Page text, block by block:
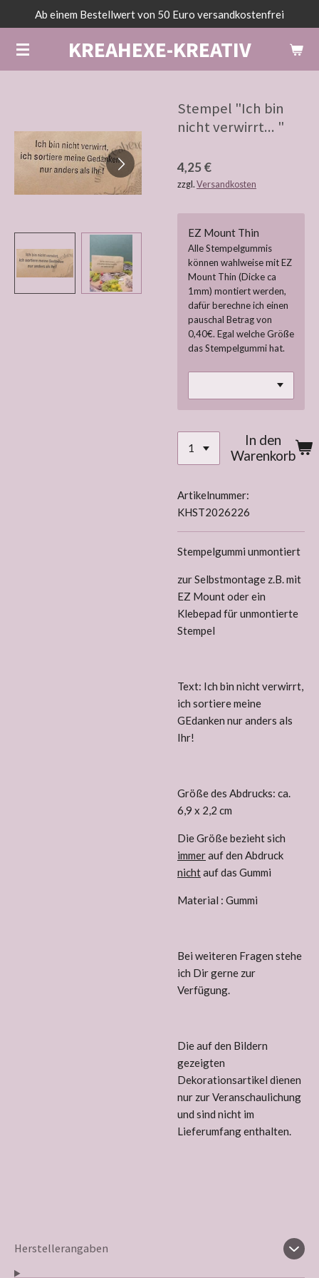
Hauptinhalt
springen
KREAHEXE-KREATIV
Ab einem Bestellwert von 50 Euro versandkostenfrei
Stempel "Ich bin
nicht verwirrt... "
4,25 €
zzgl. Versandkosten
EZ Mount Thin
Alle Stempelgummis
können wahlweise mit EZ
Mount Thin (Dicke ca
1mm) montiert werden,
dafür berechne ich einen
pauschal Betrag von
0,40€. Egal welche Größe
das Stempelgummi hat.
In den
Warenkorb
Artikelnummer:
KHST2026226
Stempelgummi unmontiert
zur Selbstmontage z.B. mit
EZ Mount oder ein
Klebepad für unmontierte
Stempel
Text: Ich bin nicht verwirrt,
ich sortiere meine
GEdanken nur anders als
Ihr!
Größe des Abdrucks: ca.
6,9 x 2,2 cm
Die Größe bezieht sich
immerauf den Abdruck
nichtauf das Gummi
Material : Gummi
Bei weiteren Fragen stehe
ich Dir gerne zur
Verfügung.
Die auf den Bildern
gezeigten
Dekorationsartikel dienen
nur zur Veranschaulichung
und sind nicht im
Lieferumfang enthalten.
Herstellerangaben